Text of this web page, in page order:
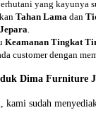
yang kayunya
Tahan Lama dan
.
Keamanan Tingkat
customer dengan
Dima Furniture
sudah